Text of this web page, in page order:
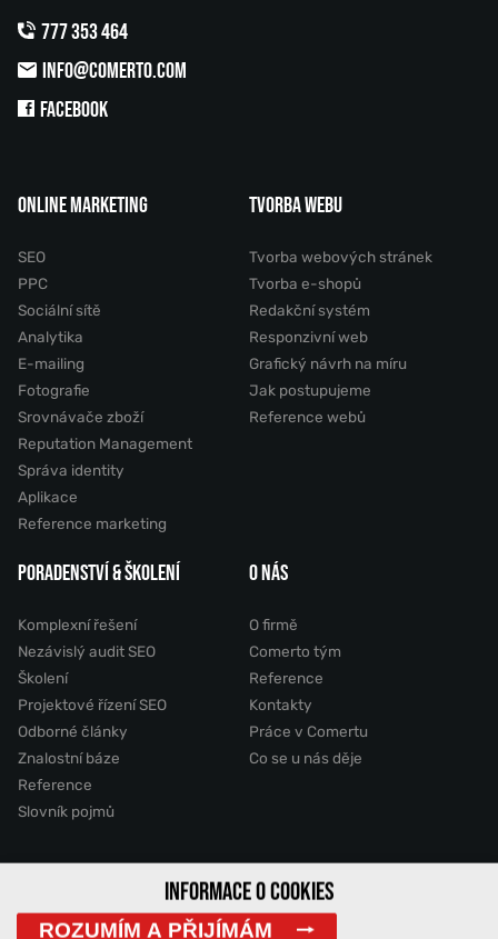
777 353 464
INFO@COMERTO.COM
FACEBOOK
ONLINE MARKETING
SEO
PPC
Sociální sítě
Analytika
E-mailing
Fotografie
Srovnávače zboží
Reputation Management
Správa identity
Aplikace
Reference marketing
TVORBA WEBU
Tvorba webových stránek
Tvorba e-shopů
Redakční systém
Responzivní web
Grafický návrh na míru
Jak postupujeme
Reference webů
PORADENSTVÍ & ŠKOLENÍ
Komplexní řešení
Nezávislý audit SEO
Školení
Projektové řízení SEO
Odborné články
Znalostní báze
Reference
Slovník pojmů
O NÁS
O firmě
Comerto tým
Reference
Kontakty
Práce v Comertu
Co se u nás děje
2011 - 2026 © Comerto, s.r.o.INFORMACE O COOKIES
ROZUMÍM A PŘIJÍMÁM